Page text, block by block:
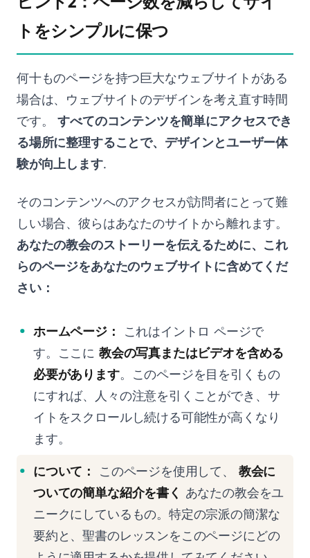
トをシンプルに保つ
何十ものページを持つ巨大なウェブサイトがある
場合は、ウェブサイトのデザインを考え直す時間
です。すべてのコンテンツを簡単にアクセスでき
る場所に整理することで、デザインとユーザー体
験が向上します.
そのコンテンツへのアクセスが訪問者にとって難
しい場合、彼らはあなたのサイトから離れます。
あなたの教会のストーリーを伝えるために、これ
らのページをあなたのウェブサイトに含めてくだ
さい：
ホームページ：
これはイントロ ページで
す。ここに 教会の写真またはビデオを含める
必要があります。このページを目を引くもの
にすれば、人々の注意を引くことができ、サ
イトをスクロールし続ける可能性が高くなり
ます。
について： このページを使用して、 教会に
ついての簡単な紹介を書く あなたの教会をユ
ニークにしているもの。特定の宗派の簡潔な
要約と、聖書のレッスンをこのページにどの